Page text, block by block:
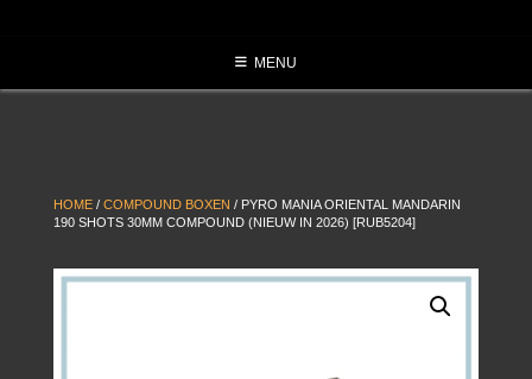
MENU
HOME / COMPOUND BOXEN / PYRO MANIA ORIENTAL MANDARIN
190 SHOTS 30MM COMPOUND (NIEUW IN 2026) [RUB5204]